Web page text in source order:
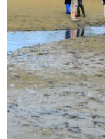
und
trinken
Veranstaltungen
Praktisch
Forum
Route